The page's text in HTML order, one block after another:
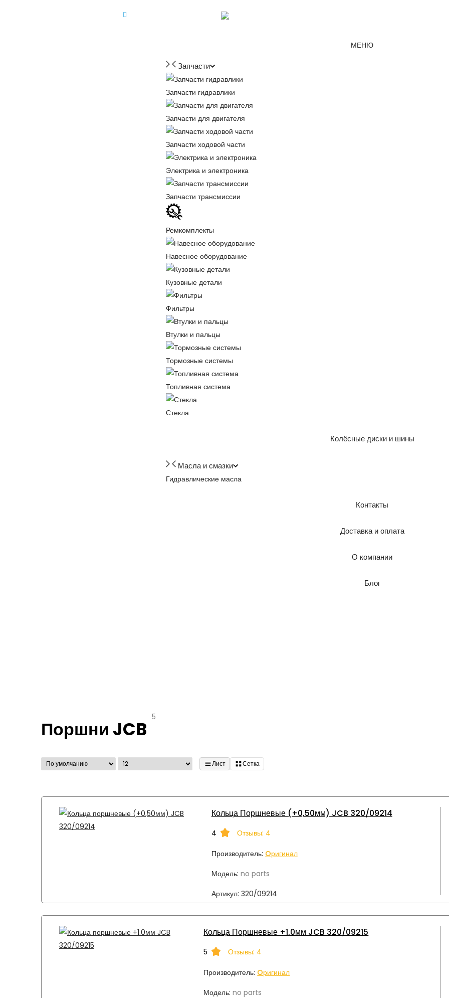
Мессенджер MAX
МЕНЮ
Запчасти
Запчасти гидравлики
Запчасти для двигателя
Запчасти ходовой части
Электрика и электроника
Запчасти трансмиссии
Ремкомплекты
Навесное оборудование
Кузовные детали
Фильтры
Втулки и пальцы
Тормозные системы
Топливная система
Стекла
Колёсные диски и шины
Масла и смазки
Гидравлические масла
Контакты
Доставка и оплата
О компании
Блог
Поршни JCB
5
Лист Сетка
Кольца Поршневые (+0,50мм) JCB 320/09214
4 Отзывы: 4
Производитель: Oригинал
Модель: no parts
Артикул: 320/09214
Кольца Поршневые +1.0мм JCB 320/09215
5 Отзывы: 4
Производитель: Oригинал
Модель: no parts